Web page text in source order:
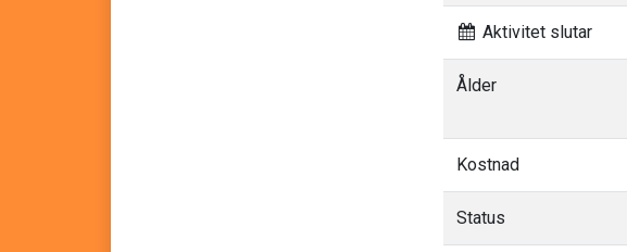
Aktivitet slutar
Ålder
Kostnad
Status